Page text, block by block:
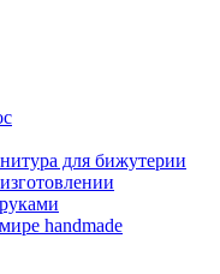
для бижутерии
handmade